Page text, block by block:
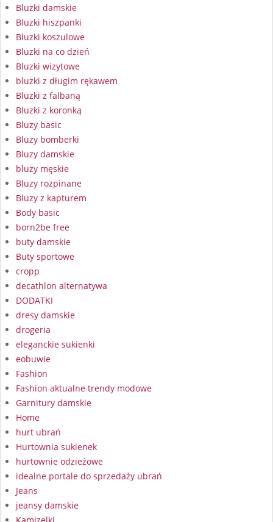
Bluzki damskie
Bluzki hiszpanki
Bluzki koszulowe
Bluzki na co dzień
Bluzki wizytowe
bluzki z długim rękawem
Bluzki z falbaną
Bluzki z koronką
Bluzy basic
Bluzy bomberki
Bluzy damskie
bluzy męskie
Bluzy rozpinane
Bluzy z kapturem
Body basic
born2be free
buty damskie
Buty sportowe
cropp
decathlon alternatywa
DODATKI
dresy damskie
drogeria
eleganckie sukienki
eobuwie
Fashion
Fashion aktualne trendy modowe
Garnitury damskie
Home
hurt ubrań
Hurtownia sukienek
hurtownie odzieżowe
idealne portale do sprzedaży ubrań
Jeans
jeansy damskie